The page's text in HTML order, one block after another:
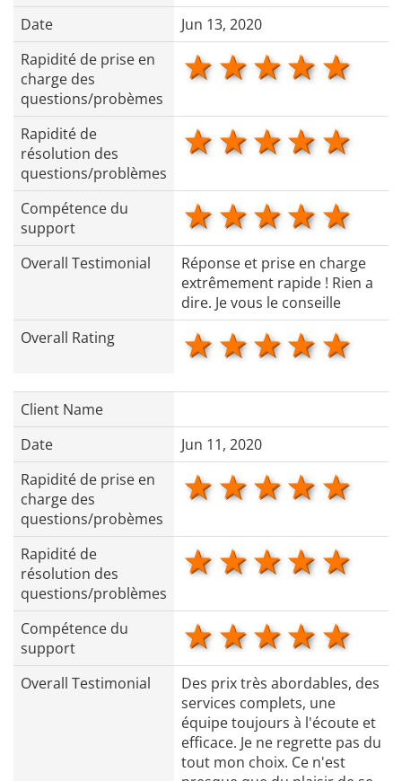
Date
Jun 13, 2020
Rapidité de prise en
charge des
questions/probèmes
4
3 stars
2 stars
1 star
Rapidité de
résolution des
questions/problèmes
4
3 stars
2 stars
1 star
Compétence du
support
4
3 stars
2 stars
1 star
Overall Testimonial
Réponse et prise en charge
extrêmement rapide ! Rien a
dire. Je vous le conseille
Overall Rating
4
3 stars
2 stars
1 star
Client Name
Date
Jun 11, 2020
Rapidité de prise en
charge des
questions/probèmes
4
3 stars
2 stars
1 star
Rapidité de
résolution des
questions/problèmes
4
3 stars
2 stars
1 star
Compétence du
support
4
3 stars
2 stars
1 star
Overall Testimonial
Des prix très abordables, des
services complets, une
équipe toujours à l'écoute et
efficace. Je ne regrette pas du
tout mon choix. Ce n'est